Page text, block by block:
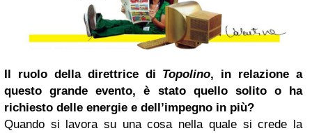
Il ruolo della direttrice di Topolino, in relazione a
questo grande evento, è stato quello solito o ha
richiesto delle energie e dell’impegno in più?
Quando si lavora su una cosa nella quale si crede la